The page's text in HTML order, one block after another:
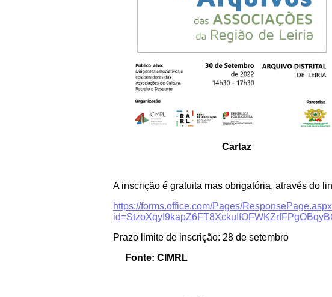
Cartaz
A inscrição é gratuita mas obrigatória, através do
https://forms.office.com/Pages/
Prazo limite de inscrição: 28 de setembro
Fonte: CIMRL